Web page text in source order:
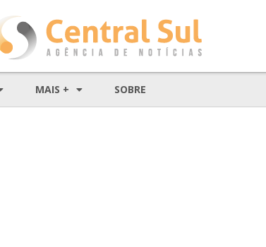
MAIS + SOBRE